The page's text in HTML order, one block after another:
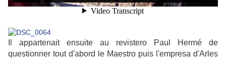
Il appartenait ensuite au revistero Paul Hermé de
questionner tout d'abord le Maestro puis l'empresa d'Arles